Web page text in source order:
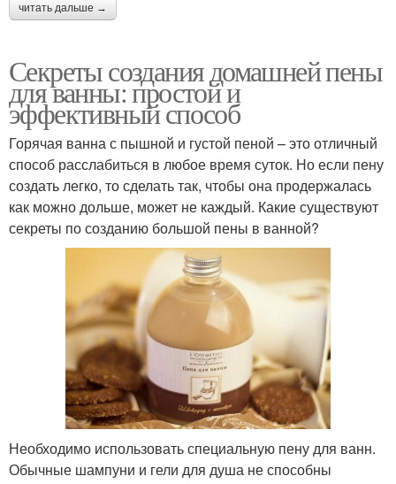
читать дальше →
Секреты создания домашней пены
для ванны: простой и
эффективный способ
Горячая ванна с пышной и густой пеной – это отличный
способ расслабиться в любое время суток. Но если пену
создать легко, то сделать так, чтобы она продержалась
как можно дольше, может не каждый. Какие существуют
секреты по созданию большой пены в ванной?
Необходимо использовать специальную пену для ванн.
Обычные шампуни и гели для душа не способны